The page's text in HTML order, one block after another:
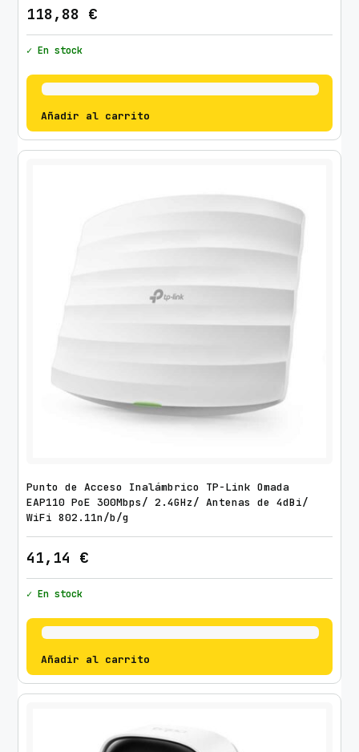
118,88 €
✓ En stock
Añadir al carrito
Punto de Acceso Inalámbrico TP-Link Omada
EAP110 PoE 300Mbps/ 2.4GHz/ Antenas de 4dBi/
WiFi 802.11n/b/g
41,14 €
✓ En stock
Añadir al carrito